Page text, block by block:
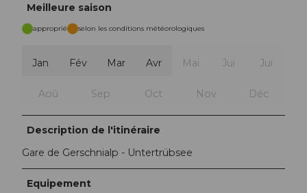
Meilleure saison
approprié selon les conditions météorologiques
Jan Fév Mar Avr Mai Jui Jui
Aoû Sep Oct Nov Déc
Description de l'itinéraire
Gare de Gerschnialp - Untertrübsee
Equipement